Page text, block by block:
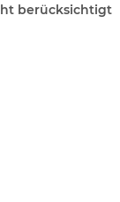
berücksichtigt